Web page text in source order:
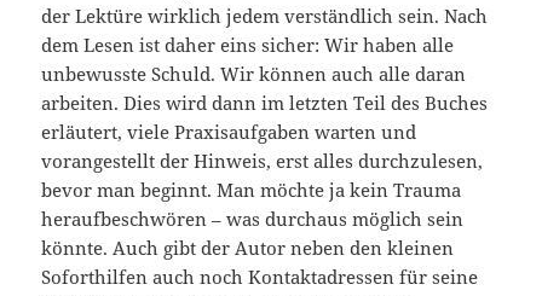
der Lektüre wirklich jedem verständlich sein. Nach
dem Lesen ist daher eins sicher: Wir haben alle
unbewusste Schuld. Wir können auch alle daran
arbeiten. Dies wird dann im letzten Teil des Buches
erläutert, viele Praxisaufgaben warten und
vorangestellt der Hinweis, erst alles durchzulesen,
bevor man beginnt. Man möchte ja kein Trauma
heraufbeschwören – was durchaus möglich sein
könnte. Auch gibt der Autor neben den kleinen
Soforthilfen auch noch Kontaktadressen für seine